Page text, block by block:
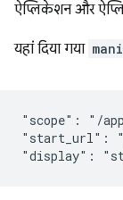
ऐप्लिकेशन और
यहां दिया गया
"scope": "/
"start_url":